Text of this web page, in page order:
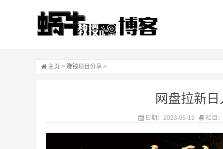
主页 > 赚钱项目分享 >
网盘拉新
日期：2023-05-19 栏目：